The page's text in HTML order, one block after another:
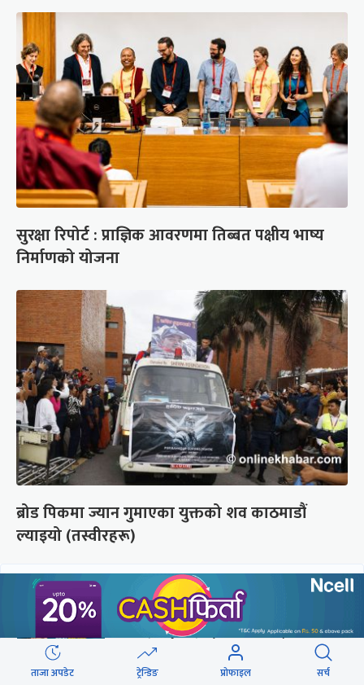
सुरक्षा रिपोर्ट : प्राज्ञिक आवरणमा तिब्बत पक्षीय भाष्य
निर्माणको योजना
ब्रोड पिकमा ज्यान गुमाएका युक्तको शव काठमाडौं
ल्याइयो (तस्वीरहरू)
छुटाउनुभयो कि ?
संसद्लाई टेर्दैनन् प्रधानमन्त्री, लाचार
छन् सभामुख
ताजा अपडेट ट्रेन्डिङ प्रोफाइल सर्च